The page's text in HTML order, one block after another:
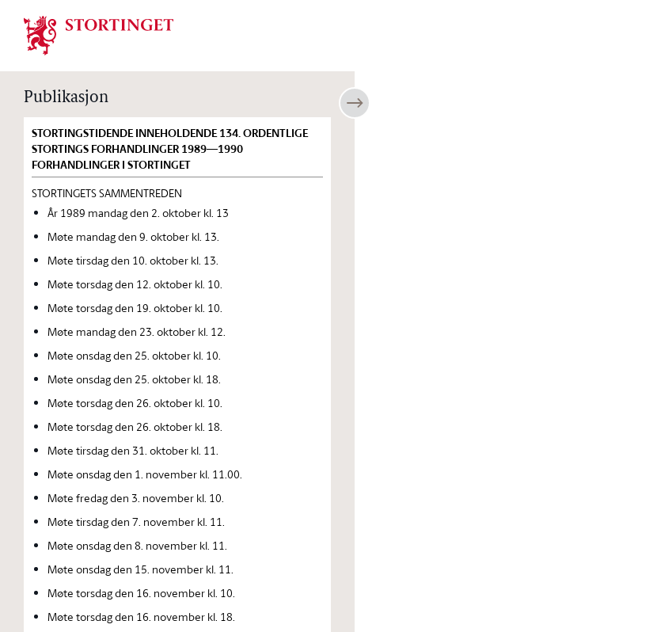
Stortinget.no
Publikasjon
STORTINGSTIDENDE INNEHOLDENDE 134. ORDENTLIGE
STORTINGS FORHANDLINGER 1989—1990
FORHANDLINGER I STORTINGET
STORTINGETS SAMMENTREDEN
År 1989 mandag den 2. oktober kl. 13
Møte mandag den 9. oktober kl. 13.
Møte tirsdag den 10. oktober kl. 13.
Møte torsdag den 12. oktober kl. 10.
Møte torsdag den 19. oktober kl. 10.
Møte mandag den 23. oktober kl. 12.
Møte onsdag den 25. oktober kl. 10.
Møte onsdag den 25. oktober kl. 18.
Møte torsdag den 26. oktober kl. 10.
Møte torsdag den 26. oktober kl. 18.
Møte tirsdag den 31. oktober kl. 11.
Møte onsdag den 1. november kl. 11.00.
Møte fredag den 3. november kl. 10.
Møte tirsdag den 7. november kl. 11.
Møte onsdag den 8. november kl. 11.
Møte onsdag den 15. november kl. 11.
Møte torsdag den 16. november kl. 10.
Møte torsdag den 16. november kl. 18.